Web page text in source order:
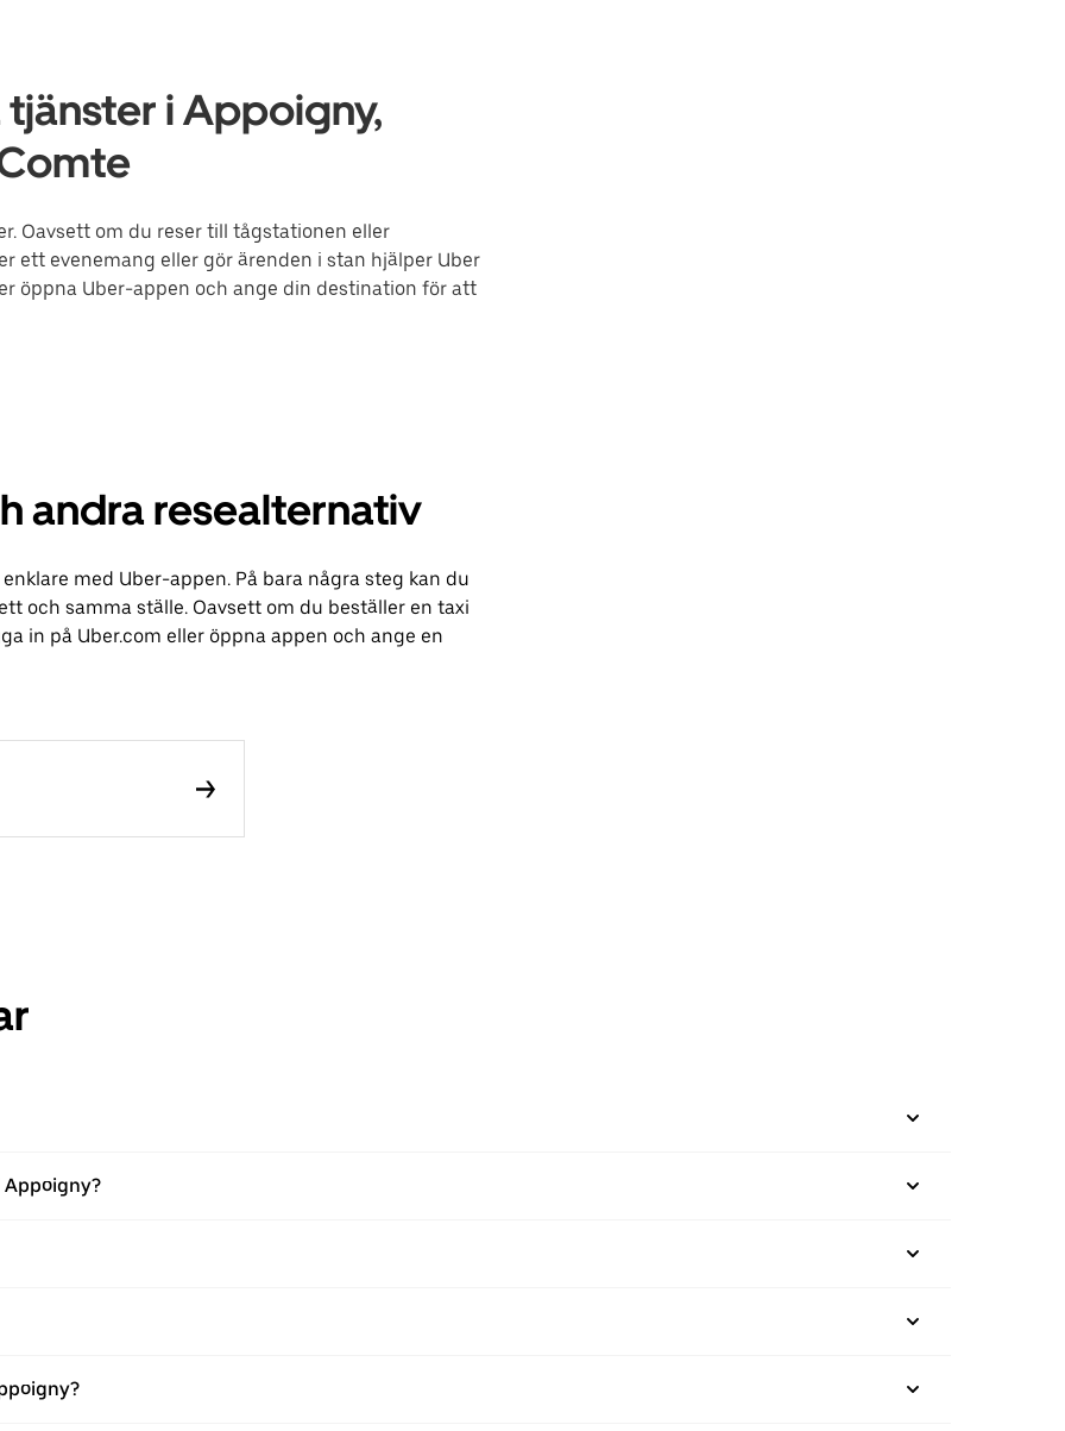
i Appoigny,
Oavsett om du reser till tågstationen eller
ett evenemang eller gör ärenden i stan hjälper Uber
öppna Uber-appen och ange din destination för att
andra resealternativ
med Uber-appen. På bara några steg kan du
och samma ställe. Oavsett om du beställer en taxi
in på Uber.com eller öppna appen och ange en